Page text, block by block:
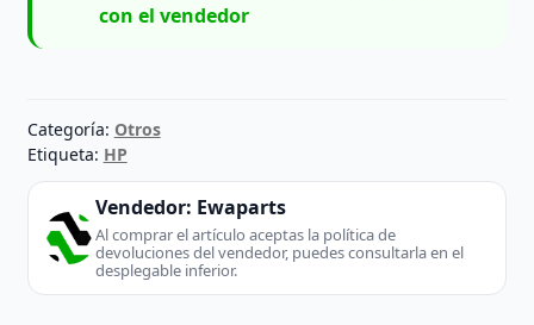
con el vendedor
Categoría: Otros
Etiqueta: HP
Vendedor: Ewaparts
Al comprar el artículo aceptas la política de
devoluciones del vendedor, puedes consultarla en el
desplegable inferior.